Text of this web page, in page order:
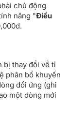
chủ động
năng "Điều
bị thay đổi về tỉ
phân bổ khuyến
đối ứng (ghi
một dòng mới